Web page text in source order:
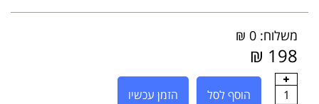
משלוח: 0 ₪
198 ₪
1 הוסף לסל הזמן עכשיו